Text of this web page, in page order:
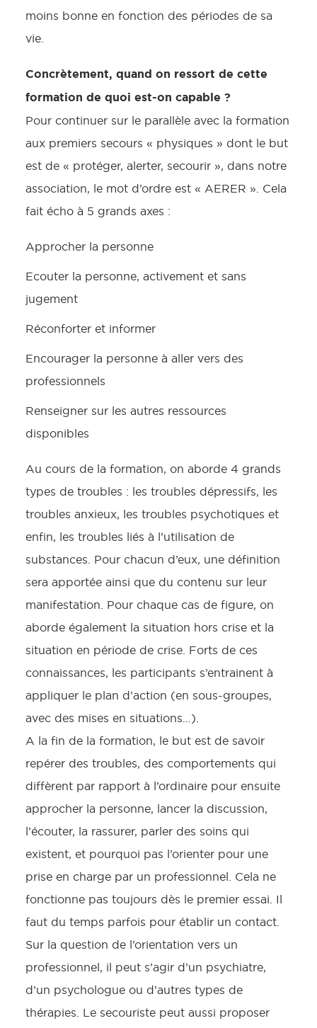
moins bonne en fonction des périodes de sa
vie.
Concrètement, quand on ressort de cette
formation de quoi est-on capable ?
Pour continuer sur le parallèle avec la formation
aux premiers secours « physiques » dont le but
est de « protéger, alerter, secourir », dans notre
association, le mot d’ordre est « AERER ». Cela
fait écho à 5 grands axes :
Approcher la personne
Ecouter la personne, activement et sans
jugement
Réconforter et informer
Encourager la personne à aller vers des
professionnels
Renseigner sur les autres ressources
disponibles
Au cours de la formation, on aborde 4 grands
types de troubles : les troubles dépressifs, les
troubles anxieux, les troubles psychotiques et
enfin, les troubles liés à l’utilisation de
substances. Pour chacun d’eux, une définition
sera apportée ainsi que du contenu sur leur
manifestation. Pour chaque cas de figure, on
aborde également la situation hors crise et la
situation en période de crise. Forts de ces
connaissances, les participants s’entrainent à
appliquer le plan d’action (en sous-groupes,
avec des mises en situations…).
A la fin de la formation, le but est de savoir
repérer des troubles, des comportements qui
diffèrent par rapport à l’ordinaire pour ensuite
approcher la personne, lancer la discussion,
l’écouter, la rassurer, parler des soins qui
existent, et pourquoi pas l’orienter pour une
prise en charge par un professionnel. Cela ne
fonctionne pas toujours dès le premier essai. Il
faut du temps parfois pour établir un contact.
Sur la question de l’orientation vers un
professionnel, il peut s’agir d’un psychiatre,
d’un psychologue ou d’autres types de
thérapies. Le secouriste peut aussi proposer